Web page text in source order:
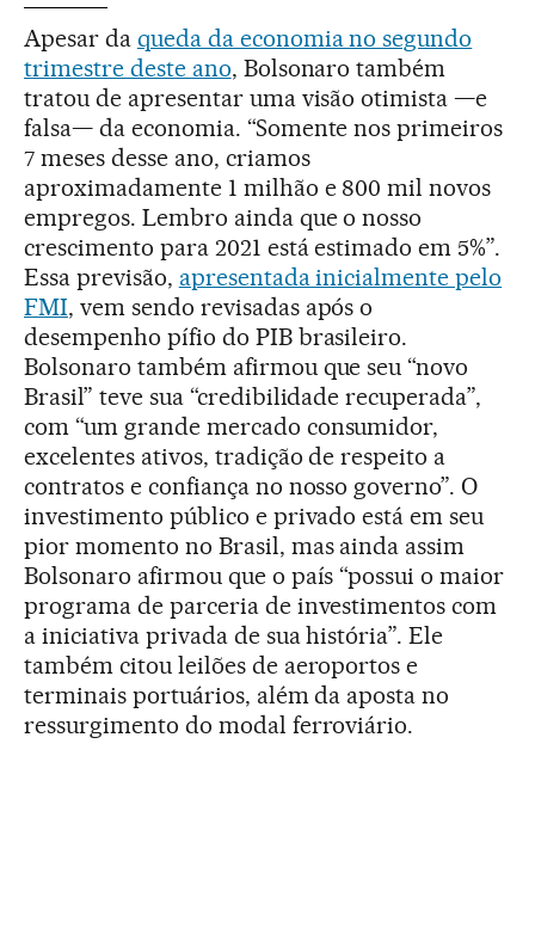
Apesar da queda da economia no segundo
trimestre deste ano, Bolsonaro também
tratou de apresentar uma visão otimista —e
falsa— da economia. “Somente nos primeiros
7 meses desse ano, criamos
aproximadamente 1 milhão e 800 mil novos
empregos. Lembro ainda que o nosso
crescimento para 2021 está estimado em 5%”.
Essa previsão, apresentada inicialmente pelo
FMI, vem sendo revisadas após o
desempenho pífio do PIB brasileiro.
Bolsonaro também afirmou que seu “novo
Brasil” teve sua “credibilidade recuperada”,
com “um grande mercado consumidor,
excelentes ativos, tradição de respeito a
contratos e confiança no nosso governo”. O
investimento público e privado está em seu
pior momento no Brasil, mas ainda assim
Bolsonaro afirmou que o país “possui o maior
programa de parceria de investimentos com
a iniciativa privada de sua história”. Ele
também citou leilões de aeroportos e
terminais portuários, além da aposta no
ressurgimento do modal ferroviário.